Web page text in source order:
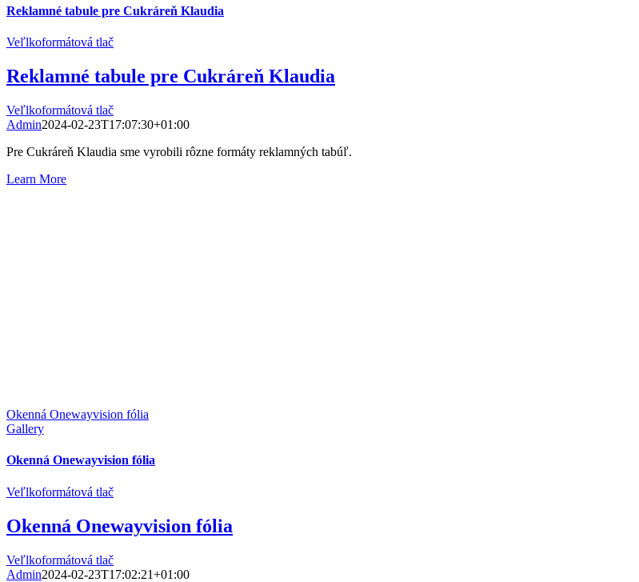
Reklamné tabule pre Cukráreň Klaudia
Veľlkoformátová tlač
Reklamné tabule pre Cukráreň Klaudia
Veľlkoformátová tlač
Admin2024-02-23T17:07:30+01:00
Pre Cukráreň Klaudia sme vyrobili rôzne formáty reklamných tabúľ.
Learn More
Okenná Onewayvision fólia
Gallery
Okenná Onewayvision fólia
Veľlkoformátová tlač
Okenná Onewayvision fólia
Veľlkoformátová tlač
Admin2024-02-23T17:02:21+01:00